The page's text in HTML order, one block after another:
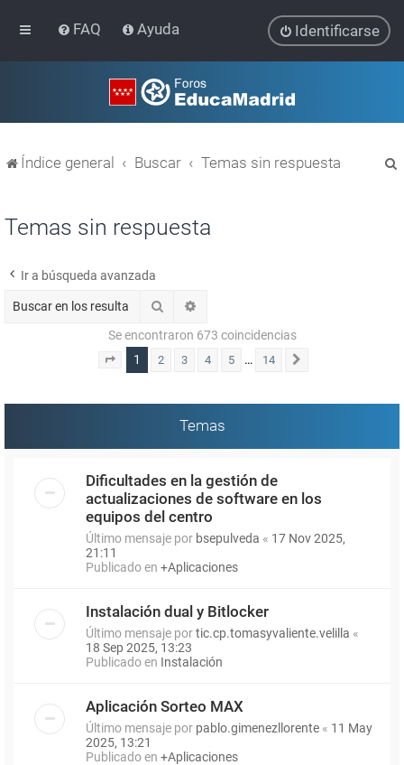
FAQ Ayuda Identificarse
Índice general Buscar Temas sin respuesta
Temas sin respuesta
Ir a búsqueda avanzada
Buscar
Se encontraron 673 coincidencias
Página 1de 14
1 2 3 4 5 … 14
Temas
Dificultades en la gestión de
actualizaciones de software en los
equipos del centro
Último mensaje por bsepulveda « 17 Nov 2025,
21:11
Publicado en +Aplicaciones
Instalación dual y Bitlocker
Último mensaje portic.cp.tomasyvaliente.velilla «
18 Sep 2025, 13:23
Publicado en Instalación
Aplicación Sorteo MAX
Último mensaje por pablo.gimenezllorente « 11 May
2025, 13:21
Publicado en +Aplicaciones